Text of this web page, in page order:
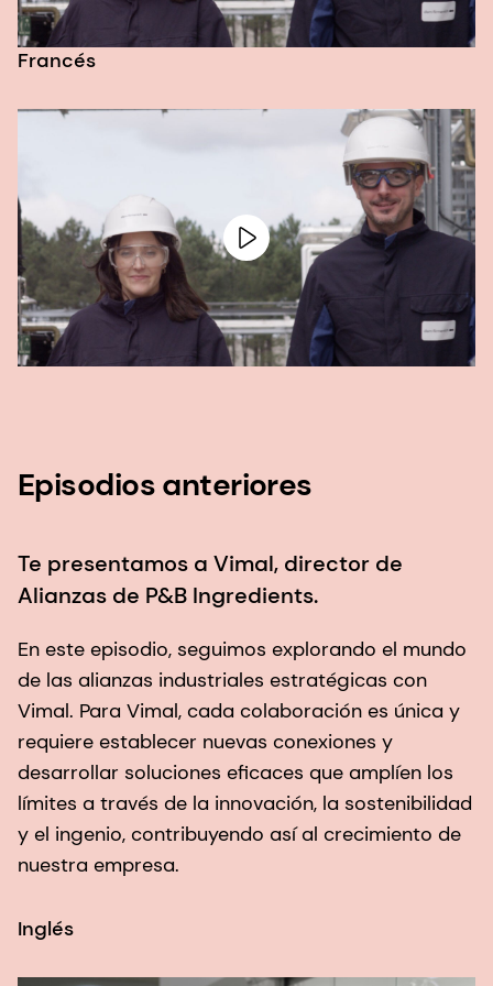
Francés
Episodios anteriores
Te presentamos a Vimal, director de
Alianzas de P&B Ingredients.
En este episodio, seguimos explorando el mundo
de las alianzas industriales estratégicas con
Vimal. Para Vimal, cada colaboración es única y
requiere establecer nuevas conexiones y
desarrollar soluciones eficaces que amplíen los
límites a través de la innovación, la sostenibilidad
y el ingenio, contribuyendo así al crecimiento de
nuestra empresa.
Inglés